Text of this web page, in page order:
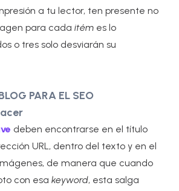
a tu lector, ten presente no
para cadaitém es lo
o tres solo desviarán su
PARA EL SEO
deben encontrarse en el título
URL, dentro del texto y en el
de manera que cuando
con esa keyword, esta salga